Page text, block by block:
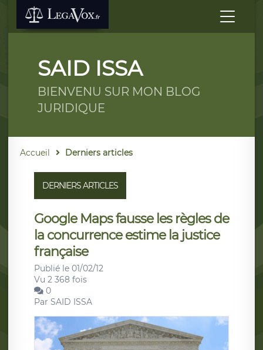
SAID ISSA
BIENVENU SUR MON BLOG
JURIDIQUE
Accueil Derniers articles
DERNIERS ARTICLES
Google Maps fausse les règles de
la concurrence estime la justice
française
Publié le 01/02/12
Vu 2 368 fois
0
Par SAID ISSA